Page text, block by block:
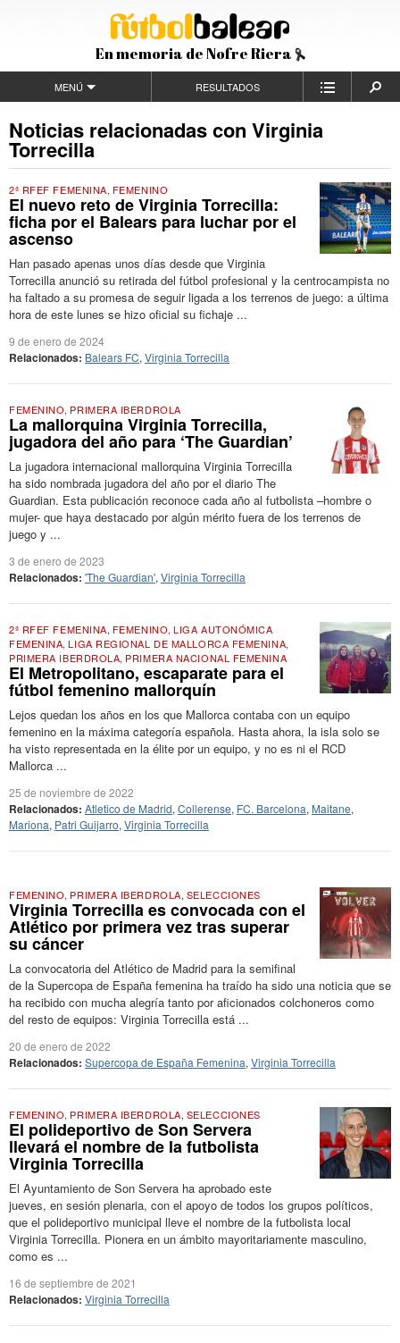
En memoria de Nofre Riera
MENÚ RESULTADOS
Noticias relacionadas con Virginia
Torrecilla
2ª RFEF FEMENINA, FEMENINO
El nuevo reto de Virginia Torrecilla:
ficha por el Balears para luchar por el
ascenso
Han pasado apenas unos días desde que Virginia
Torrecilla anunció su retirada del fútbol profesional y la centrocampista no
ha faltado a su promesa de seguir ligada a los terrenos de juego: a última
hora de este lunes se hizo oficial su fichaje ...
9 de enero de 2024
Relacionados: Balears FC, Virginia Torrecilla
FEMENINO, PRIMERA IBERDROLA
La mallorquina Virginia Torrecilla,
jugadora del año para ‘The Guardian’
La jugadora internacional mallorquina Virginia Torrecilla
ha sido nombrada jugadora del año por el diario The
Guardian. Esta publicación reconoce cada año al futbolista –hombre o
mujer- que haya destacado por algún mérito fuera de los terrenos de
juego y ...
3 de enero de 2023
Relacionados: 'The Guardian', Virginia Torrecilla
2ª RFEF FEMENINA, FEMENINO,LIGA AUTONÓMICA
FEMENINA,LIGA REGIONAL DE MALLORCA FEMENINA,
PRIMERA IBERDROLA, PRIMERA NACIONAL FEMENINA
El Metropolitano, escaparate para el
fútbol femenino mallorquín
Lejos quedan los años en los que Mallorca contaba con un equipo
femenino en la máxima categoría española. Hasta ahora, la isla solo se
ha visto representada en la élite por un equipo, y no es ni el RCD
Mallorca ...
25 de noviembre de 2022
Relacionados: Atletico de Madrid, Collerense, FC. Barcelona, Maitane,
Mariona, Patri Guijarro, Virginia Torrecilla
FEMENINO, PRIMERA IBERDROLA, SELECCIONES
Virginia Torrecilla es convocada con el
Atlético por primera vez tras superar
su cáncer
La convocatoria del Atlético de Madrid para la semifinal
de la Supercopa de España femenina ha traído ha sido una noticia que se
ha recibido con mucha alegría tanto por aficionados colchoneros como
del resto de equipos: Virginia Torrecilla está ...
20 de enero de 2022
Relacionados: Supercopa de España Femenina, Virginia Torrecilla
FEMENINO, PRIMERA IBERDROLA, SELECCIONES
El polideportivo de Son Servera
llevará el nombre de la futbolista
Virginia Torrecilla
El Ayuntamiento de Son Servera ha aprobado este
jueves, en sesión plenaria, con el apoyo de todos los grupos políticos,
que el polideportivo municipal lleve el nombre de la futbolista local
Virginia Torrecilla. Pionera en un ámbito mayoritariamente masculino,
como es ...
16 de septiembre de 2021
Relacionados: Virginia Torrecilla